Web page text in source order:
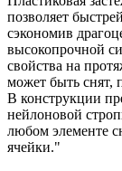
позволяет
сэкономив
высокопрочной
свойства на
может быть снят,
В конструкции
нейлоновой
любом элементе
ячейки."